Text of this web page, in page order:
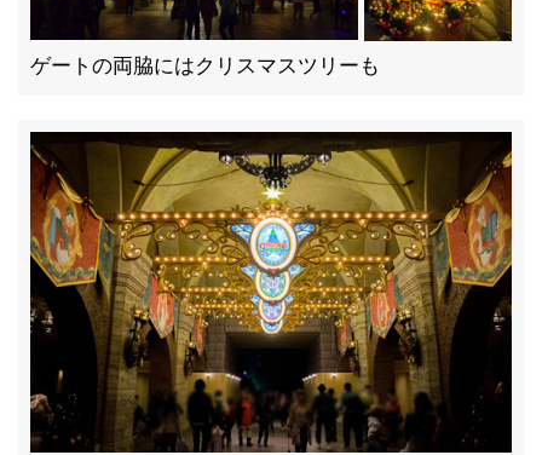
ゲートの両脇にはクリスマスツリーも